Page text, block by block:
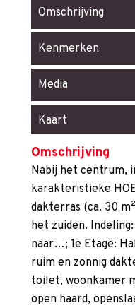
Omschrijving
Kenmerken
Media
Kaart
Omschrijving
Nabij het centrum,
karakteristieke
dakterras (ca. 30
het zuiden.
naar…; 1e Etage:
ruim en zonnig
toilet, woonkamer
open haard,